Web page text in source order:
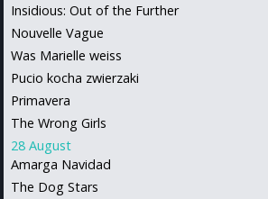
Insidious: Out of the Further
Nouvelle Vague
Was Marielle weiss
Pucio kocha zwierzaki
Primavera
The Wrong Girls
28 August
Amarga Navidad
The Dog Stars